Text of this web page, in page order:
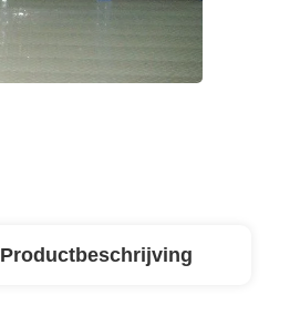
Productbeschrijving